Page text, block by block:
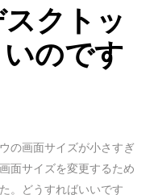
クトッ
のです
の画面サイズが小さすぎ
面サイズを変更するため
。どうすればいいです